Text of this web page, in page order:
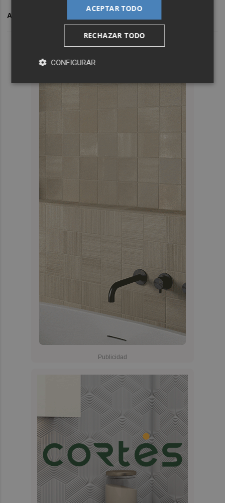
ARCHIVADO EN
ACEPTAR TODO
RECHAZAR TODO
CONFIGURAR